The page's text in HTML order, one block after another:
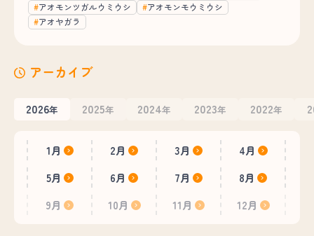
アオモンツガルウミウシ
アオモンモウミウシ
アオヤガラ
アーカイブ
2026年 2025年 2024年 2023年 2022年
1月 2月 3月
4月
5月
6月 7月
8月
9月
10月 11月 12月